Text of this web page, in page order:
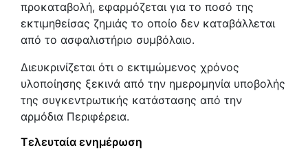
προκαταβολή, εφαρμόζεται για το ποσό της
εκτιμηθείσας ζημιάς το οποίο δεν καταβάλλεται
από το ασφαλιστήριο συμβόλαιο.
Διευκρινίζεται ότι ο εκτιμώμενος χρόνος
υλοποίησης ξεκινά από την ημερομηνία υποβολής
της συγκεντρωτικής κατάστασης από την
αρμόδια Περιφέρεια.
Τελευταία ενημέρωση